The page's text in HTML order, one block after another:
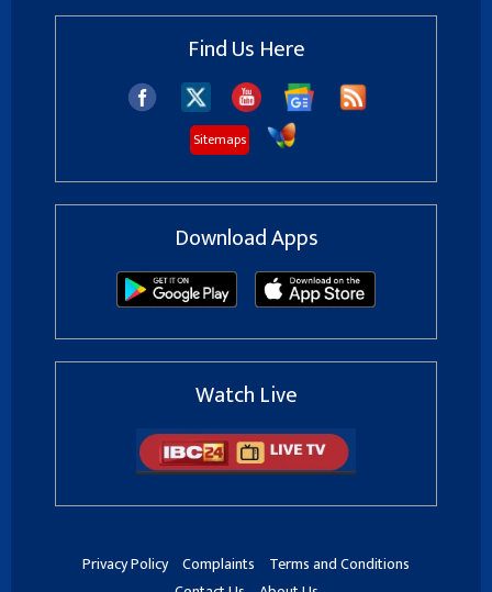
Find Us Here
Sitemaps
Download Apps
Watch Live
Privacy Policy Complaints
Terms and Conditions